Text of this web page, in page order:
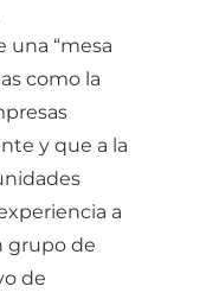
una “mesa
como la
y que a la
a
grupo de
de